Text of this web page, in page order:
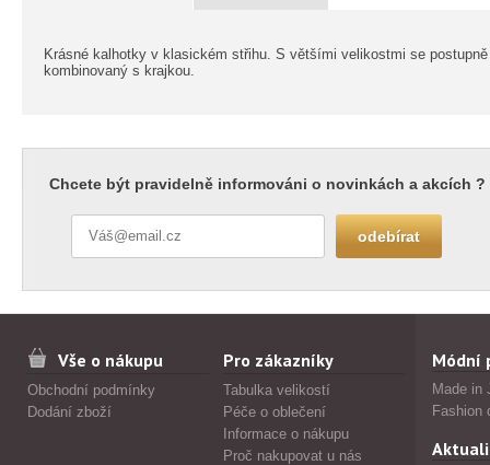
Krásné kalhotky v klasickém střihu. S většími velikostmi se
kombinovaný s krajkou.
Chcete být pravidelně informováni o novinkách a akcích ?
Vše o nákupu
Obchodní podmínky
Dodání zboží
Pro zákazníky
Tabulka velikostí
Péče o oblečení
Informace o nákupu
Proč nakupovat u nás
Módní
Made in
Fashion